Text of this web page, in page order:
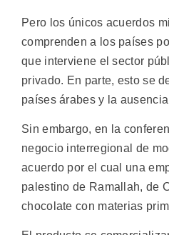
Pero los únicos acuerdos
comprenden a los países
que interviene el sector
privado. En parte, esto se
países árabes y la
Sin embargo, en la
negocio interregional de
acuerdo por el cual una
palestino de Ramallah, de
chocolate con materias